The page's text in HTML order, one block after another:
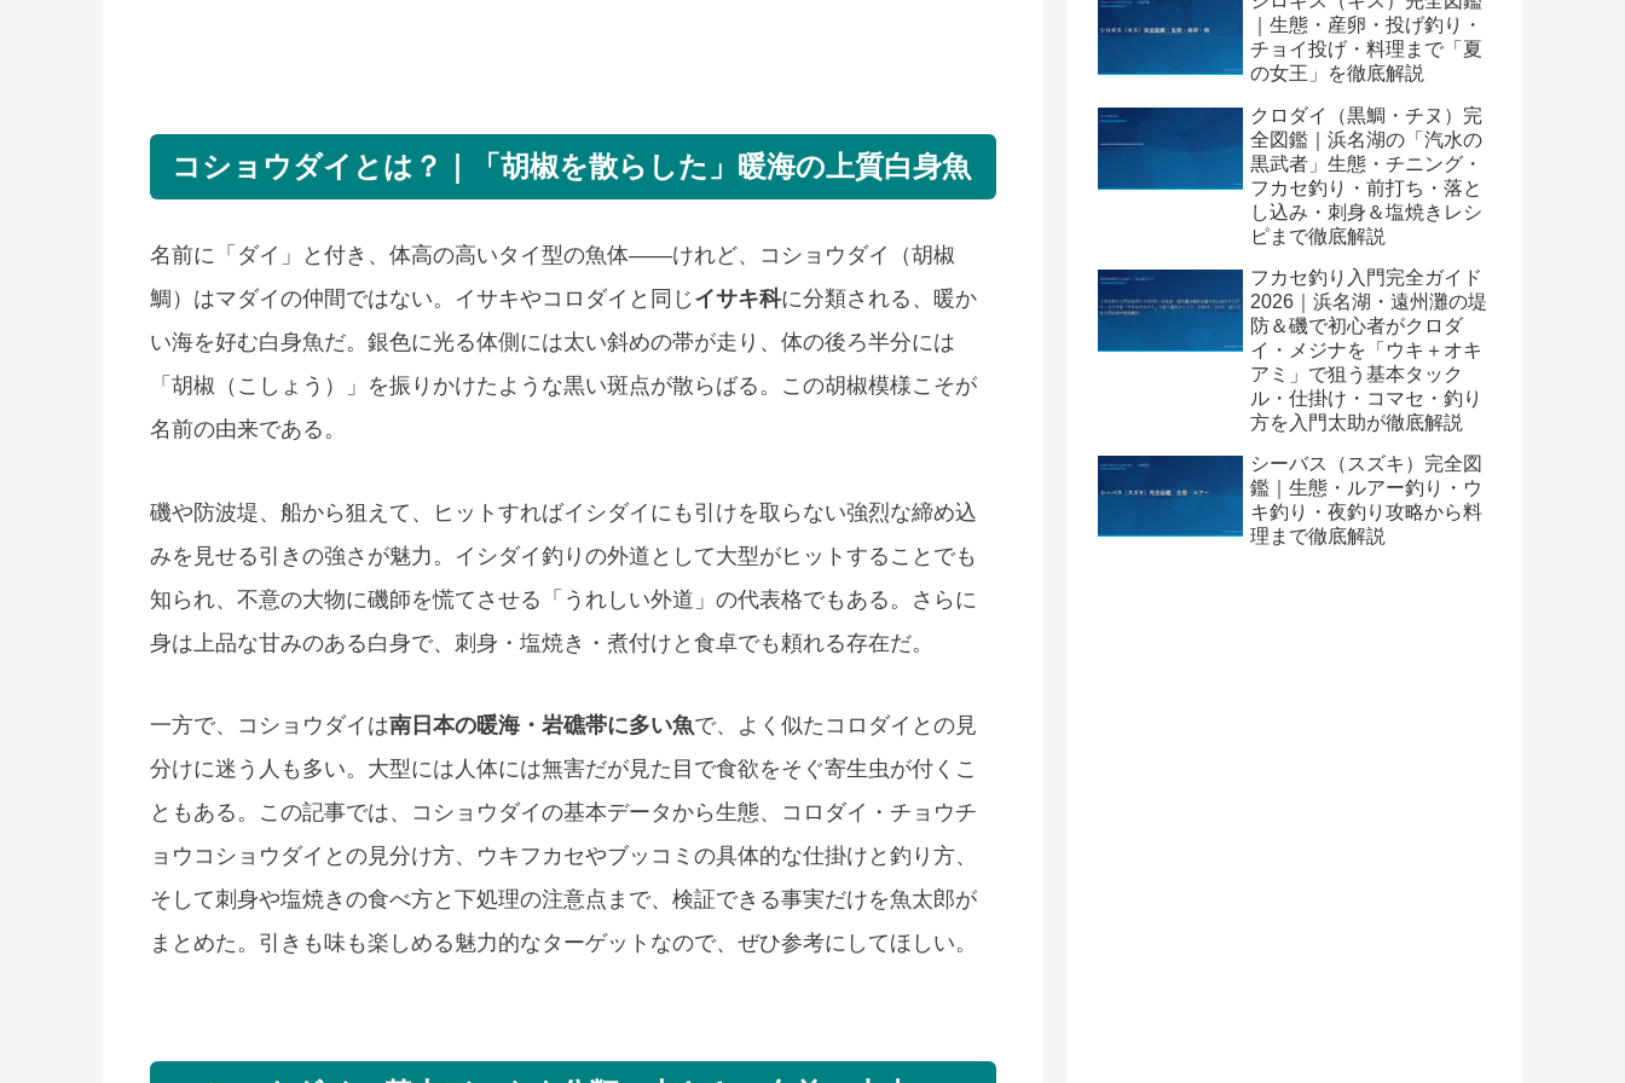
コショウダイとは？｜「胡椒を散らした」暖海の上質白身魚
名前に「ダイ」と付き、体高の高いタイ型の魚体——けれど、コショウダイ（胡椒
鯛）はマダイの仲間ではない。イサキやコロダイと同じイサキ科に分類される、暖か
い海を好む白身魚だ。銀色に光る体側には太い斜めの帯が走り、体の後ろ半分には
「胡椒（こしょう）」を振りかけたような黒い斑点が散らばる。この胡椒模様こそが
名前の由来である。
磯や防波堤、船から狙えて、ヒットすればイシダイにも引けを取らない強烈な締め込
みを見せる引きの強さが魅力。イシダイ釣りの外道として大型がヒットすることでも
知られ、不意の大物に磯師を慌てさせる「うれしい外道」の代表格でもある。さらに
身は上品な甘みのある白身で、刺身・塩焼き・煮付けと食卓でも頼れる存在だ。
一方で、コショウダイは南日本の暖海・岩礁帯に多い魚で、よく似たコロダイとの見
分けに迷う人も多い。大型には人体には無害だが見た目で食欲をそぐ寄生虫が付くこ
ともある。この記事では、コショウダイの基本データから生態、コロダイ・チョウチ
ョウコショウダイとの見分け方、ウキフカセやブッコミの具体的な仕掛けと釣り方、
そして刺身や塩焼きの食べ方と下処理の注意点まで、検証できる事実だけを魚太郎が
まとめた。引きも味も楽しめる魅力的なターゲットなので、ぜひ参考にしてほしい。
｜生態・産卵・投げ釣り・
チョイ投げ・料理まで「夏
の女王」を徹底解説
クロダイ（黒鯛・チヌ）完
全図鑑｜浜名湖の「汽水の
黒武者」生態・チニング・
フカセ釣り・前打ち・落と
し込み・刺身＆塩焼きレシ
ピまで徹底解説
フカセ釣り入門完全ガイド
2026｜浜名湖・遠州灘の堤
防＆磯で初心者がクロダ
イ・メジナを「ウキ＋オキ
アミ」で狙う基本タック
ル・仕掛け・コマセ・釣り
方を入門太助が徹底解説
シーバス（スズキ）完全図
鑑｜生態・ルアー釣り・ウ
キ釣り・夜釣り攻略から料
理まで徹底解説